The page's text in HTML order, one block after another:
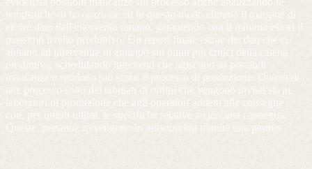
tempistiche di lavorazione ed in questo modo elimina il margine di
errore dato dall'intervento umano, garantendo con il minimo effort il
massimo livello produttivo. Un report finale estrae dei dati che ci
aiutano ad intervenire in anticipo sui punti più critici della catena
produttiva, schedulando interventi che agiscono su possibili
mancanze e rendono più smart il processo di produzione. Output di
tale processo sono dei tabulati di ordini che vengono inviati sia ai
laboratori di produzione che agli operatori addetti alle consegne ,
con, per questi ultimi, le specifiche relative a ciascuna consegna.
Queste, pertanto, avvengono in outsourcing tramite una partner